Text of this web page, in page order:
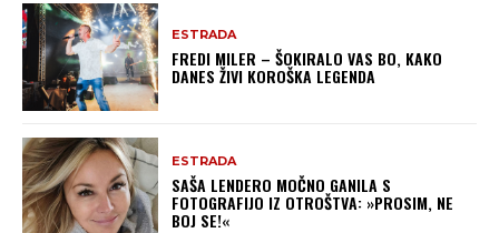
ESTRADA
FREDI MILER – ŠOKIRALO VAS BO, KAKO
DANES ŽIVI KOROŠKA LEGENDA
ESTRADA
SAŠA LENDERO MOČNO GANILA S
FOTOGRAFIJO IZ OTROŠTVA: »PROSIM, NE
BOJ SE!«